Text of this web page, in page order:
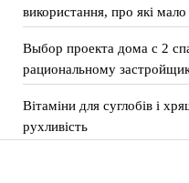
використання, про які мало
Выбор проекта дома с 2
рациональному
Вітаміни для суглобів і
рухливість